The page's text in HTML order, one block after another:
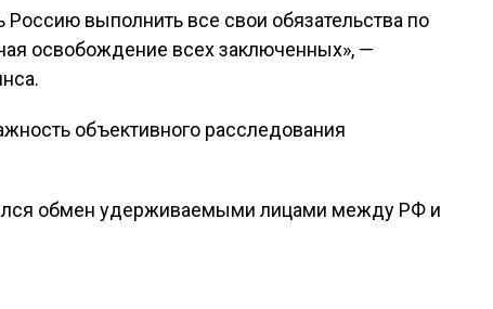
выполнить все свои обязательства по
освобождение всех заключенных», —
объективного расследования
обмен удерживаемыми лицами между РФ и